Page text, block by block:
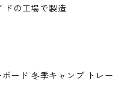
ドの工場で製造
ード 冬季キャンプ トレー